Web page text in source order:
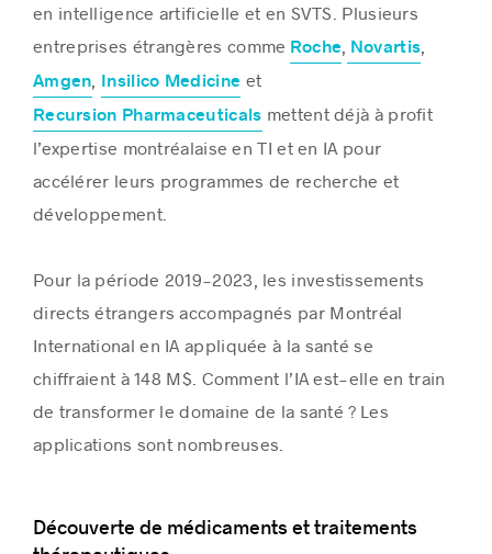
en intelligence artificielle et en SVTS. Plusieurs
entreprises étrangères comme Roche, Novartis,
Amgen, Insilico Medicine et
Recursion Pharmaceuticals mettent déjà à profit
l’expertise montréalaise en TI et en IA pour
accélérer leurs programmes de recherche et
développement.
Pour la période 2019-2023, les investissements
directs étrangers accompagnés par Montréal
International en IA appliquée à la santé se
chiffraient à 148 M$. Comment l’IA est-elle en train
de transformer le domaine de la santé ? Les
applications sont nombreuses.
Découverte de médicaments et traitements